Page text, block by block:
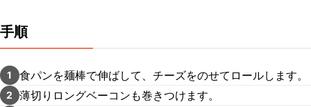
手順
1 食パンを麺棒で伸ばして、チーズをのせてロールします。
2 薄切りロングベーコンも巻きつけます。